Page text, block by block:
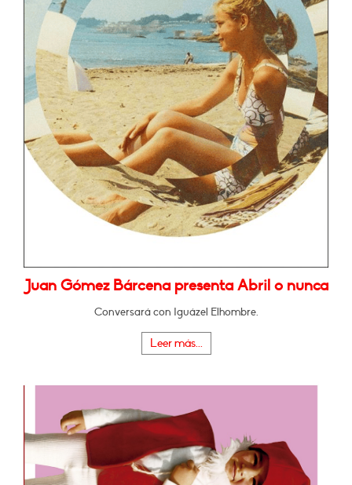
Juan Gómez Bárcena presenta Abril o nunca
Conversará con Iguázel Elhombre.
Leer más...